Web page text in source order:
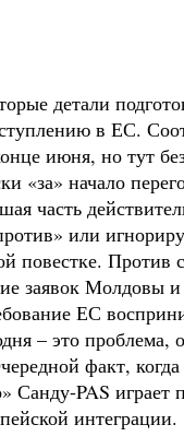
детали
в ЕС.
июня, но тут
«за» начало
часть
или
повестке. Против
заявок Молдовы
ЕС
– это проблема,
факт, когда
Санду-PAS играет
интеграции.